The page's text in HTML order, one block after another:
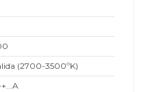
(2700-3500ºK)